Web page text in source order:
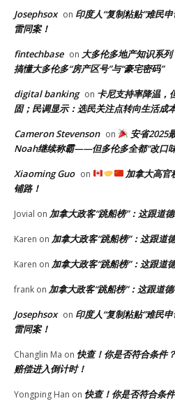
Josephsox on 印度人“复制粘贴”难民
雷同案！
fintechbase on 大多伦多地产知识系
搞懂大多伦多“房产区号”与“豪宅密码”
digital banking on 卡尼支持率降温，
固；民调显示：选民关注点转向生活成
Cameron Stevenson on
安省2025
Noah继续称霸——但多伦多全都“改口
Xiaoming Guo on
加拿大高官
铺路！
Jovial on 加拿大政客“跳船榜”：这跟道
Karen on 加拿大政客“跳船榜”：这跟道
Karen on 加拿大政客“跳船榜”：这跟道
frank on 加拿大政客“跳船榜”：这跟道
Josephsox on 印度人“复制粘贴”难民
雷同案！
Changlin Ma on 快查！你是否符合条件
赔偿进入倒计时！
Yongping Han on 快查！你是否符合条